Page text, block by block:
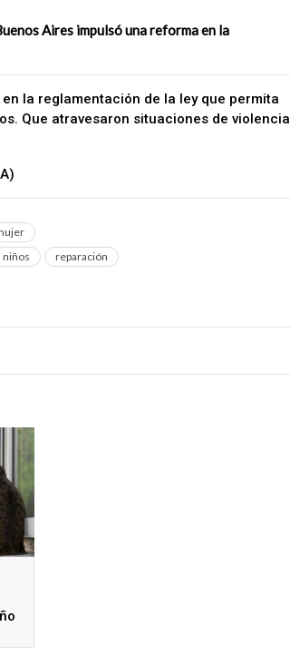
Aires impulsó una reforma en la
en la reglamentación de la ley que permita
Que atravesaron situaciones de violencia
niños reparación